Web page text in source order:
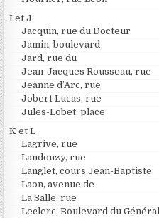
I et J
Jacquin, rue du Docteur
Jamin, boulevard
Jard, rue du
Jean-Jacques Rousseau, rue
Jeanne d’Arc, rue
Jobert Lucas, rue
Jules-Lobet, place
K et L
Lagrive, rue
Landouzy, rue
Langlet, cours Jean-Baptiste
Laon, avenue de
La Salle, rue
Leclerc, Boulevard du Général